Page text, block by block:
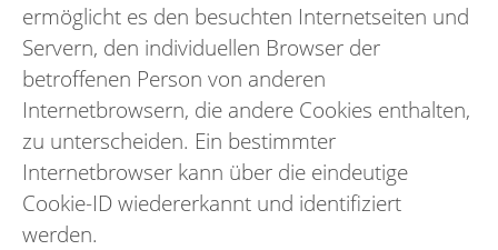
ermöglicht es den besuchten Internetseiten und
Servern, den individuellen Browser der
betroffenen Person von anderen
Internetbrowsern, die andere Cookies enthalten,
zu unterscheiden. Ein bestimmter
Internetbrowser kann über die eindeutige
Cookie-ID wiedererkannt und identifiziert
werden.